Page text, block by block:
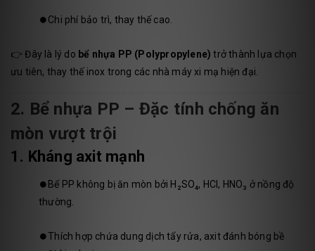
⏺️Chi phí bảo trì, thay thế cao.
👉 Đây là lý do bể nhựa PP (Polypropylene) trở thành lựa chọn
ưu tiên, thay thế inox trong các nhà máy xi mạ hiện đại.
2. Bể nhựa PP – Đặc tính chống ăn
mòn vượt trội
1. Kháng axit mạnh
⏺️Bể PP không bị ăn mòn bởi H₂SO₄, HCl, HNO₃ ở nồng độ
thường.
⏺️Thích hợp chứa dung dịch tẩy rửa, axit đánh bóng bề